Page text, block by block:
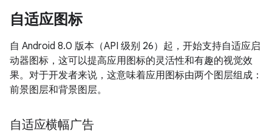
自适应图标
自 Android 8.0 版本（API 级别 26）起，开始支持自适应启
动器图标，这可以提高应用图标的灵活性和有趣的视觉效
果。对于开发者来说，这意味着应用图标由两个图层组成：
前景图层和背景图层。
自适应横幅广告